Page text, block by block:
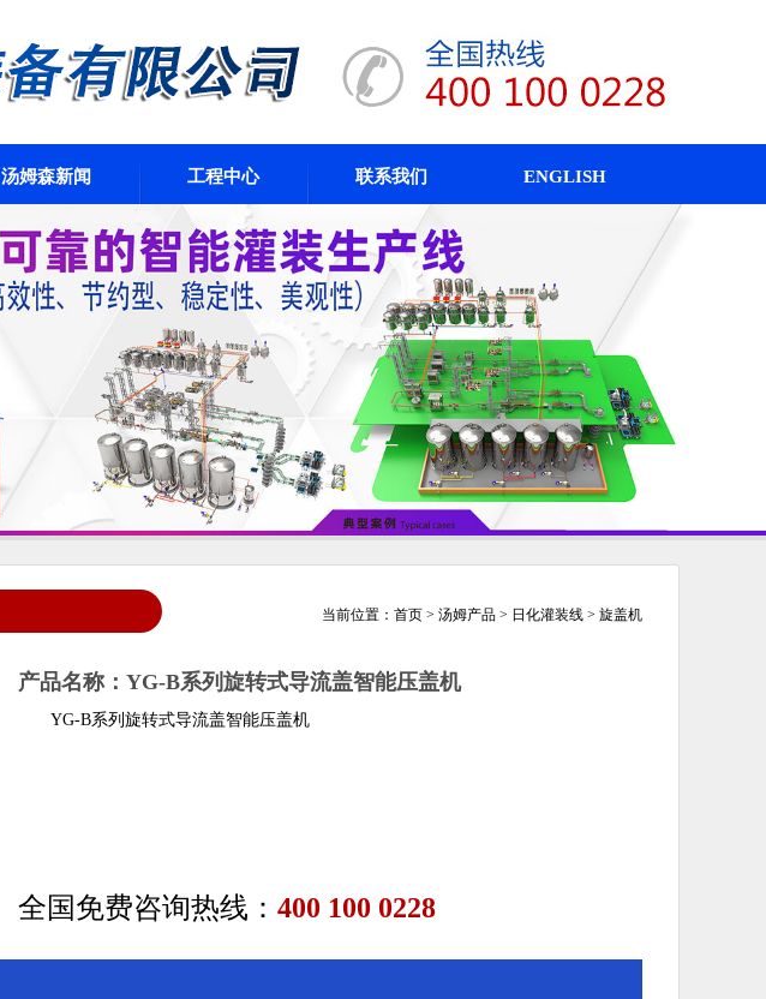
汤姆森新闻 工程中心 联系我们 ENGLISH
当前位置： 首页 > 汤姆产品 > 日化灌装线 > 旋盖机
产品名称：YG-B系列旋转式导流盖智能压盖机
YG-B系列旋转式导流盖智能压盖机
全国免费咨询热线： 400 100 0228